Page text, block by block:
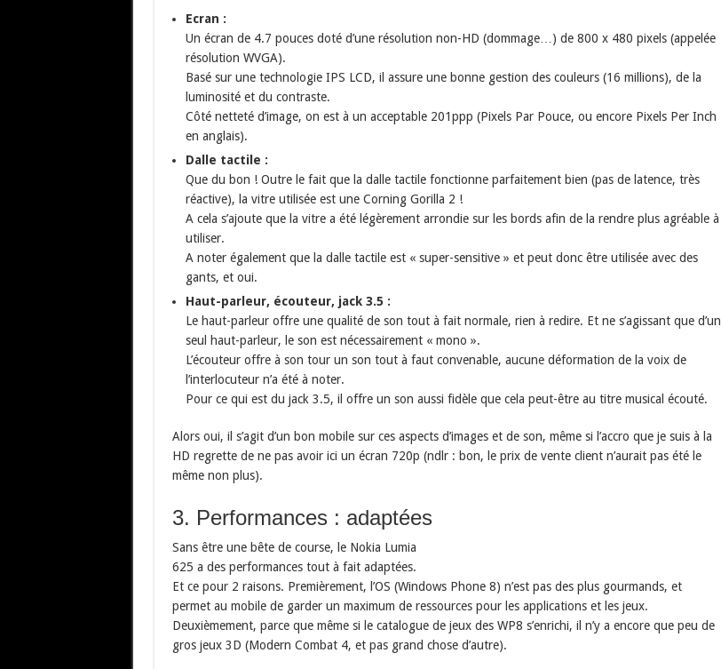
Ecran :
Un écran de 4.7 pouces doté d’une résolution non-HD (dommage…) de 800 x 480 pixels (appelée
résolution WVGA).
Basé sur une technologie IPS LCD, il assure une bonne gestion des couleurs (16 millions), de la
luminosité et du contraste.
Côté netteté d’image, on est à un acceptable 201ppp (Pixels Par Pouce, ou encore Pixels Per Inch
en anglais).
Dalle tactile :
Que du bon ! Outre le fait que la dalle tactile fonctionne parfaitement bien (pas de latence, très
réactive), la vitre utilisée est une Corning Gorilla 2 !
A cela s’ajoute que la vitre a été légèrement arrondie sur les bords afin de la rendre plus agréable à
utiliser.
A noter également que la dalle tactile est « super-sensitive » et peut donc être utilisée avec des
gants, et oui.
Haut-parleur, écouteur, jack 3.5 :
Le haut-parleur offre une qualité de son tout à fait normale, rien à redire. Et ne s’agissant que d’un
seul haut-parleur, le son est nécessairement « mono ».
L’écouteur offre à son tour un son tout à faut convenable, aucune déformation de la voix de
l’interlocuteur n’a été à noter.
Pour ce qui est du jack 3.5, il offre un son aussi fidèle que cela peut-être au titre musical écouté.
Alors oui, il s’agit d’un bon mobile sur ces aspects d’images et de son, même si l’accro que je suis à la
HD regrette de ne pas avoir ici un écran 720p (ndlr : bon, le prix de vente client n’aurait pas été le
même non plus).
3. Performances : adaptées
Sans être une bête de course, le Nokia Lumia
625 a des performances tout à fait adaptées.
Et ce pour 2 raisons. Premièrement, l’OS (Windows Phone 8) n’est pas des plus gourmands, et
permet au mobile de garder un maximum de ressources pour les applications et les jeux.
Deuxièmement, parce que même si le catalogue de jeux des WP8 s’enrichi, il n’y a encore que peu de
gros jeux 3D (Modern Combat 4, et pas grand chose d’autre).